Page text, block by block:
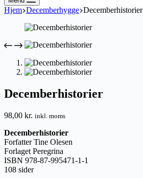
Hjem Decemberhygge Decemberhistorier
Decemberhistorier
98,00 kr. inkl. moms
Decemberhistorier
Forfatter Tine Olesen
Forlaget Peregrina
ISBN 978-87-995471-1-1
108 sider